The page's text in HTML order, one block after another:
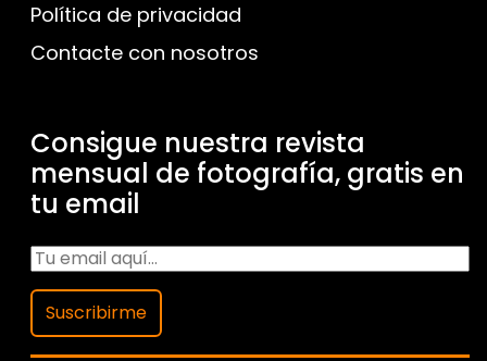
Política de privacidad
Contacte con nosotros
Consigue nuestra revista
mensual de fotografía, gratis en
tu email
Suscribirme